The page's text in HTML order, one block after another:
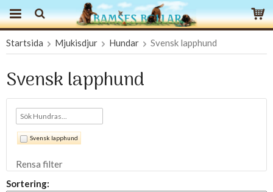
Produkten har blivit tillagd i varukorgen
Startsida Mjukisdjur Hundar Svensk lapphund
Svensk lapphund
Svensk lapphund
Rensa filter
Sortering: